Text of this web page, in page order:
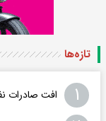
تازه‌ها
۱ افت صادرات نفت